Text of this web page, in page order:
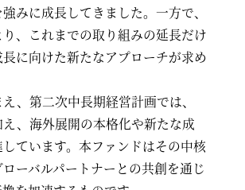
みに成長してきました。一方で、
、これまでの取り組みの延長だけ
に向けた新たなアプローチが求め
、第二次中長期経営計画では、
、海外展開の本格化や新たな成
ています。本ファンドはその中核
ーバルパートナーとの共創を通じ